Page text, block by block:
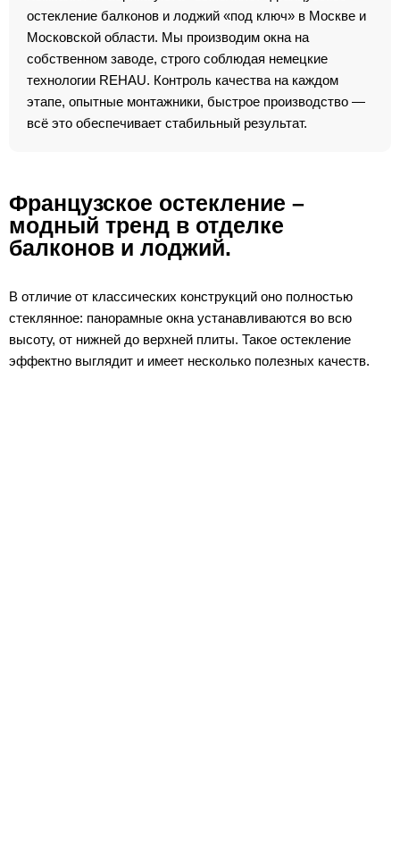
остекление балконов и лоджий «под ключ» в Москве и
Московской области. Мы производим окна на
собственном заводе, строго соблюдая немецкие
технологии REHAU. Контроль качества на каждом
этапе, опытные монтажники, быстрое производство —
всё это обеспечивает стабильный результат.
Французское остекление –
модный тренд в отделке
балконов и лоджий.
В отличие от классических конструкций оно полностью
стеклянное: панорамные окна устанавливаются во всю
высоту, от нижней до верхней плиты. Такое остекление
эффектно выглядит и имеет несколько полезных качеств.